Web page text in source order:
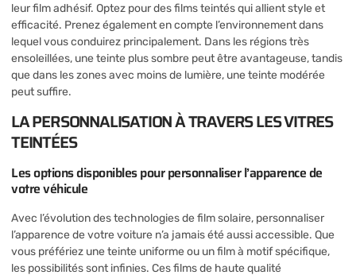
leur film adhésif. Optez pour des films teintés qui allient style et
efficacité. Prenez également en compte l’environnement dans
lequel vous conduirez principalement. Dans les régions très
ensoleillées, une teinte plus sombre peut être avantageuse, tandis
que dans les zones avec moins de lumière, une teinte modérée
peut suffire.
LA PERSONNALISATION À TRAVERS LES VITRES
TEINTÉES
Les options disponibles pour personnaliser l’apparence de
votre véhicule
Avec l’évolution des technologies de film solaire, personnaliser
l’apparence de votre voiture n’a jamais été aussi accessible. Que
vous préfériez une teinte uniforme ou un film à motif spécifique,
les possibilités sont infinies. Ces films de haute qualité